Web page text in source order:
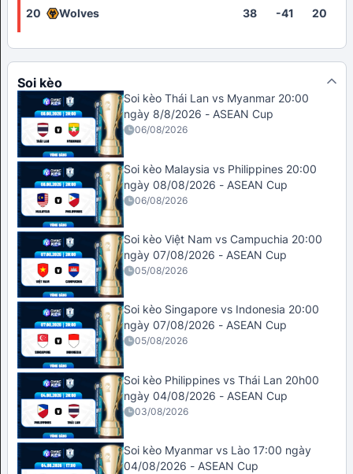
20 Wolves 38 -41 20
Soi kèo
Soi kèo Thái Lan vs Myanmar 20:00
ngày 8/8/2026 - ASEAN Cup
06/08/2026
Soi kèo Malaysia vs Philippines 20:00
ngày 08/08/2026 - ASEAN Cup
06/08/2026
Soi kèo Việt Nam vs Campuchia 20:00
ngày 07/08/2026 - ASEAN Cup
05/08/2026
Soi kèo Singapore vs Indonesia 20:00
ngày 07/08/2026 - ASEAN Cup
05/08/2026
Soi kèo Philippines vs Thái Lan 20h00
ngày 04/08/2026 - ASEAN Cup
03/08/2026
Soi kèo Myanmar vs Lào 17:00 ngày
04/08/2026 - ASEAN Cup